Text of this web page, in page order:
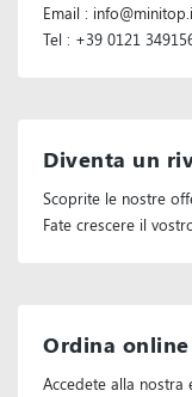
Email :
Tel : +39 0121
Diventa un
Scoprite le nostre
Fate crescere il
Ordina online
Accedete alla nostra